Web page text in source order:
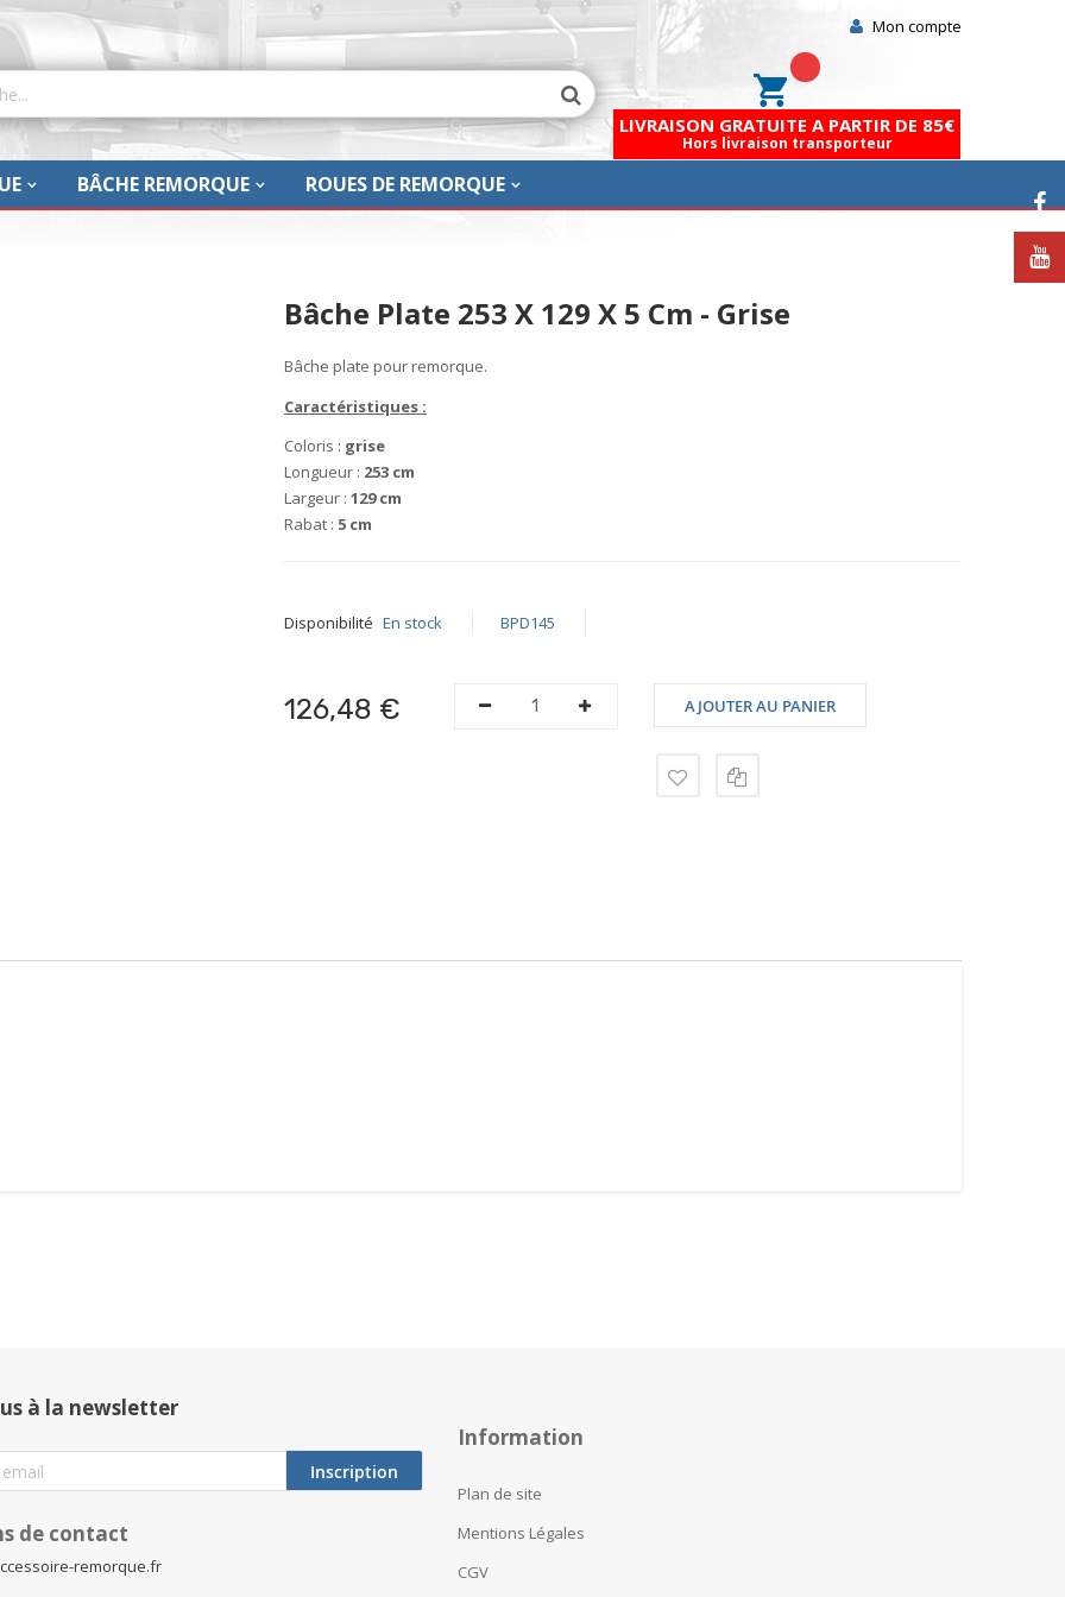
Mon compte
Mon panier
LIVRAISON GRATUITE A PARTIR DE 85€
Hors livraison transporteur
BÂCHE REMORQUE ROUES DE REMORQUE
Bâche Plate 253 X 129 X 5 Cm - Grise
Bâche plate pour remorque.
Caractéristiques :
Coloris : grise
Longueur : 253 cm
Largeur : 129 cm
Rabat : 5 cm
Disponibilité En stock BPD145
126,48 € AJOUTER AU PANIER
à la newsletter
Inscription
de contact
remorque.fr
Information
Plan de site
Mentions Légales
CGV